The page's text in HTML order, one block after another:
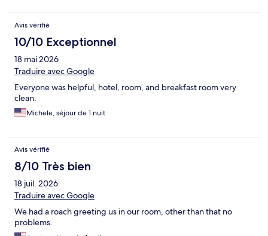
Avis vérifié
10/10 Exceptionnel
18 mai 2026
Traduire avec Google
Everyone was helpful, hotel, room, and breakfast room very
clean.
Michele, séjour de 1 nuit
Avis vérifié
8/10 Très bien
18 juil. 2026
Traduire avec Google
We had a roach greeting us in our room, other than that no
problems.